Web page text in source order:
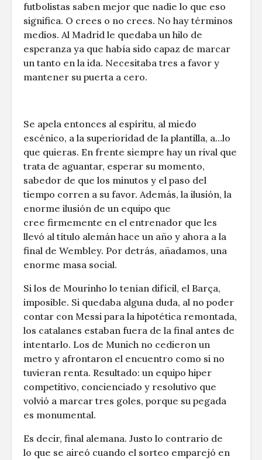
futbolistas saben mejor que nadie lo que eso
significa. O crees o no crees. No hay términos
medios. Al Madrid le quedaba un hilo de
esperanza ya que había sido capaz de marcar
un tanto en la ida. Necesitaba tres a favor y
mantener su puerta a cero.
Se apela entonces al espíritu, al miedo
escénico, a la superioridad de la plantilla, a…lo
que quieras. En frente siempre hay un rival que
trata de aguantar, esperar su momento,
sabedor de que los minutos y el paso del
tiempo corren a su favor. Además, la ilusión, la
enorme ilusión de un equipo que
cree firmemente en el entrenador que les
llevó al título alemán hace un año y ahora a la
final de Wembley. Por detrás, añadamos, una
enorme masa social.
Si los de Mourinho lo tenían difícil, el Barça,
imposible. Si quedaba alguna duda, al no poder
contar con Messi para la hipotética remontada,
los catalanes estaban fuera de la final antes de
intentarlo. Los de Munich no cedieron un
metro y afrontaron el encuentro como si no
tuvieran renta. Resultado: un equipo hiper
competitivo, concienciado y resolutivo que
volvió a marcar tres goles, porque su pegada
es monumental.
Es decir, final alemana. Justo lo contrario de
lo que se aireó cuando el sorteo emparejó en